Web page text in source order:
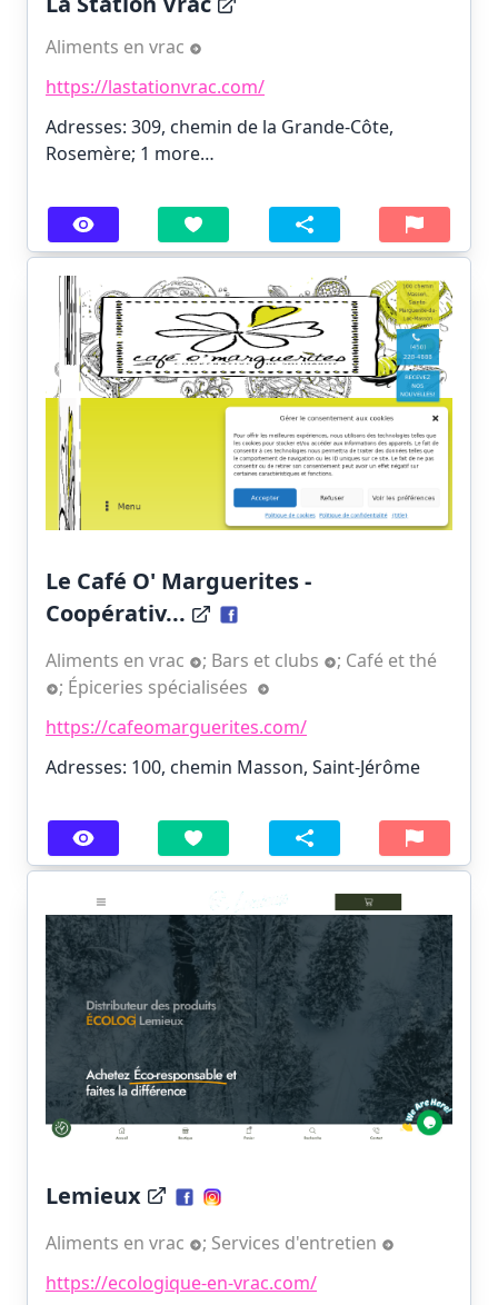
Aliments en vrac
https://lastationvrac.com/
Adresses: 309, chemin de la Grande-Côte,
Rosemère; 1 more…
Le Café O' Marguerites -
Coopérativ...
Aliments en vrac ; Bars et clubs ; Café et thé
; Épiceries spécialisées
https://cafeomarguerites.com/
Adresses: 100, chemin Masson, Saint-Jérôme
Lemieux
Aliments en vrac ; Services d'entretien
https://ecologique-en-vrac.com/